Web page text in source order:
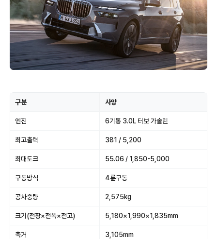
구분 사양
엔진 6기통 3.0L 터보 가솔린
최고출력 381 / 5,200
최대토크 55.06 / 1,850-5,000
구동방식 4륜구동
공차중량 2,575kg
크기(전장×전폭×전고) 5,180×1,990×1,835mm
축거 3,105mm